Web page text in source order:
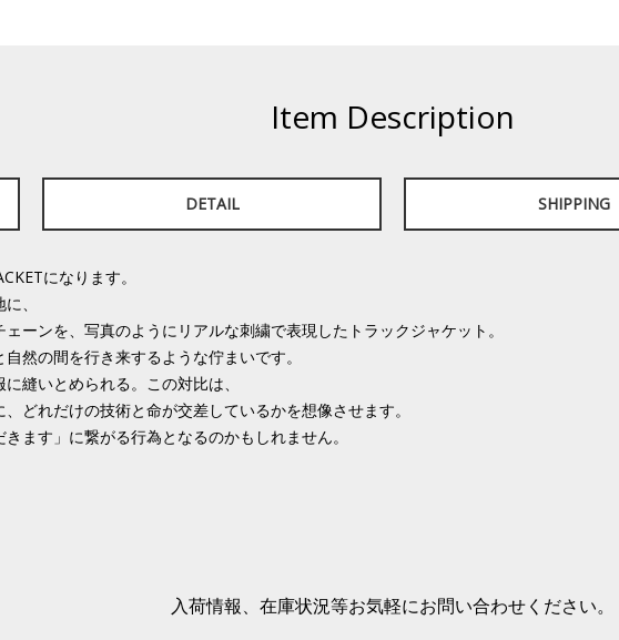
Item Description
DETAIL SHIPPING
になります。
、
ーンを、写真のようにリアルな刺繍で表現したトラックジャケット。
然の間を行き来するような佇まいです。
縫いとめられる。この対比は、
どれだけの技術と命が交差しているかを想像させます。
ます」に繋がる行為となるのかもしれません。
入荷情報、在庫状況等お気軽にお問い合わせください。